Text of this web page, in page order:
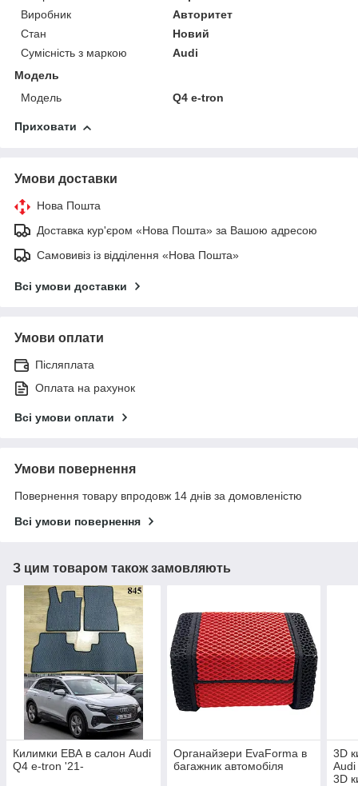
Виробник
Авторитет
Стан
Новий
Сумісність з маркою
Audi
Модель
Модель
Q4 e-tron
Приховати
Умови доставки
Нова Пошта
Доставка кур'єром «Нова Пошта» за Вашою адресою
Самовивіз із відділення «Нова Пошта»
Всі умови доставки
Умови оплати
Післяплата
Оплата на рахунок
Всі умови оплати
Умови повернення
Повернення товару впродовж 14 днів за домовленістю
Всі умови повернення
З цим товаром також замовляють
Килимки ЕВА в салон Audi
Q4 e-tron '21-
Органайзери EvaForma в
багажник автомобіля
3D
3D